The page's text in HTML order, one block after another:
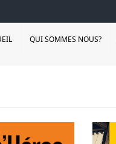
QUI SOMMES NOUS?